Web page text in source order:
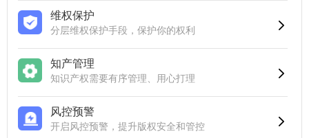
维权保护
分层维权保护手段，保护你的权利
知产管理
知识产权需要有序管理、用心打理
风控预警
开启风控预警，提升版权安全和管控